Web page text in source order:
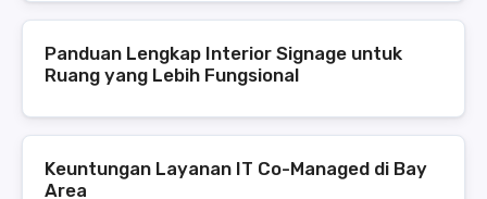
Panduan Lengkap Interior Signage untuk
Ruang yang Lebih Fungsional
Keuntungan Layanan IT Co-Managed di Bay
Area